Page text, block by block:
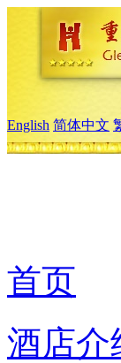
English 简体中文
首页
酒店介